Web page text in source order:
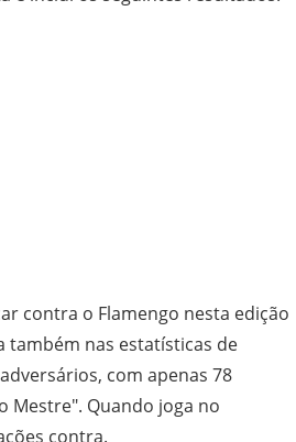
contra o Flamengo nesta edição
também nas estatísticas de
com apenas 78
Mestre". Quando joga no
contra.